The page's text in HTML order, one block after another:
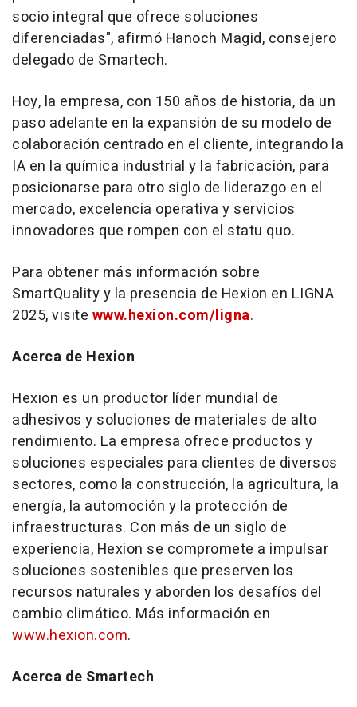
socio integral que ofrece soluciones
diferenciadas", afirmó Hanoch Magid, consejero
delegado de Smartech.
Hoy, la empresa, con 150 años de historia, da un
paso adelante en la expansión de su modelo de
colaboración centrado en el cliente, integrando la
IA en la química industrial y la fabricación, para
posicionarse para otro siglo de liderazgo en el
mercado, excelencia operativa y servicios
innovadores que rompen con el statu quo.
Para obtener más información sobre
SmartQuality y la presencia de Hexion en LIGNA
2025, visite www.hexion.com/ligna.
Acerca de Hexion
Hexion es un productor líder mundial de
adhesivos y soluciones de materiales de alto
rendimiento. La empresa ofrece productos y
soluciones especiales para clientes de diversos
sectores, como la construcción, la agricultura, la
energía, la automoción y la protección de
infraestructuras. Con más de un siglo de
experiencia, Hexion se compromete a impulsar
soluciones sostenibles que preserven los
recursos naturales y aborden los desafíos del
cambio climático. Más información en
www.hexion.com.
Acerca de Smartech